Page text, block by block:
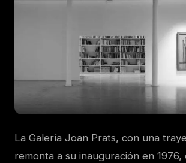
La Galería Joan Prats, con una
remonta a su inauguración en 1976,